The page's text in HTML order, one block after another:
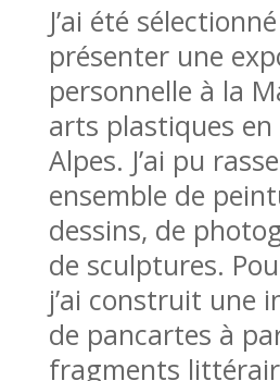
J’ai été
présenter une
personnelle à la
arts plastiques en
Alpes. J’ai pu
ensemble de
dessins, de
de sculptures.
j’ai construit une
de pancartes à
fragments